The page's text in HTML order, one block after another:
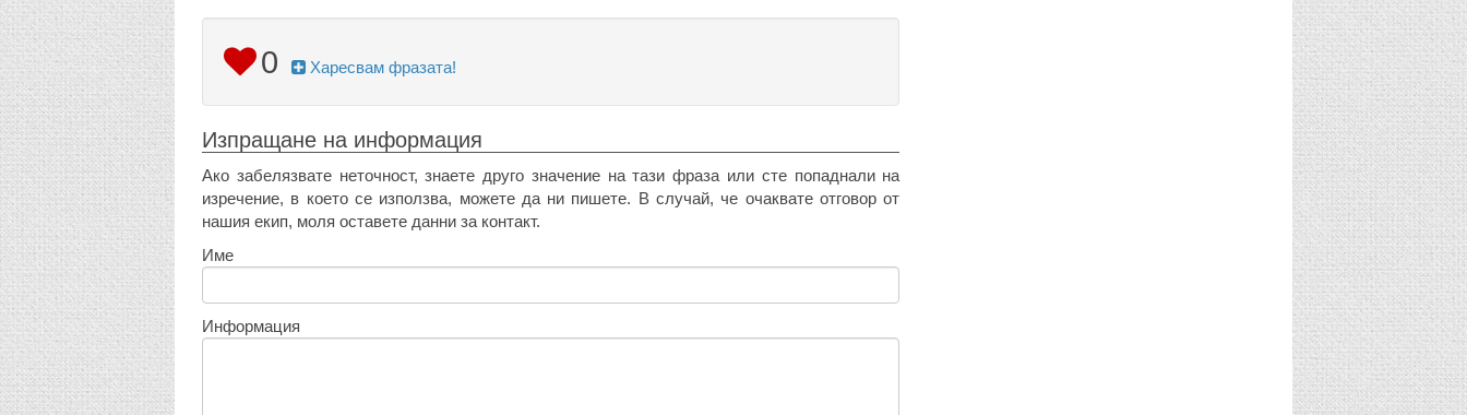
0 Харесвам фразата!
Изпращане на информация
Ако забелязвате неточност, знаете друго значение на тази фраза или сте попаднали на
изречение, в което се използва, можете да ни пишете. В случай, че очаквате отговор от
нашия екип, моля оставете данни за контакт.
Име
Информация